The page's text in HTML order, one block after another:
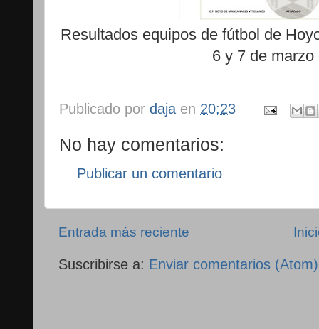
Resultados equipos de fútbol de
6 y 7 de marzo
Publicado por daja en 20:23
No hay comentarios:
Publicar un comentario
Entrada más reciente
Suscribirse a: Enviar comentarios (Atom)